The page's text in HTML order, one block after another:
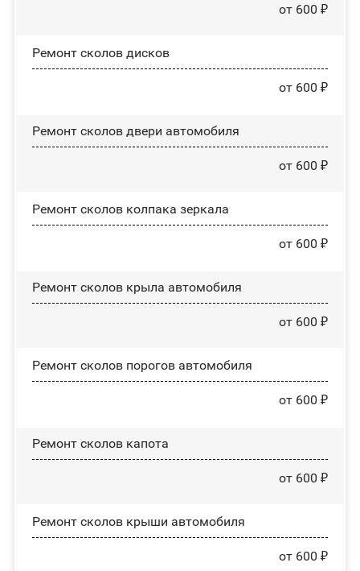
от 600 ₽
Ремонт сколов дисков
от 600 ₽
Ремонт сколов двери автомобиля
от 600 ₽
Ремонт сколов колпака зеркала
от 600 ₽
Ремонт сколов крыла автомобиля
от 600 ₽
Ремонт сколов порогов автомобиля
от 600 ₽
Ремонт сколов капота
от 600 ₽
Ремонт сколов крыши автомобиля
от 600 ₽